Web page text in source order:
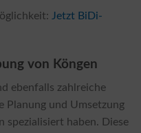
Jetzt BiDi-
von Köngen
ebenfalls zahlreiche
Planung und Umsetzung
spezialisiert haben. Diese